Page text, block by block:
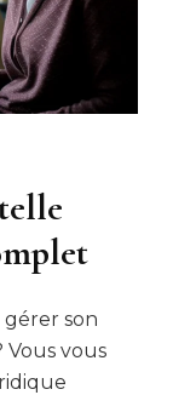
son
vous